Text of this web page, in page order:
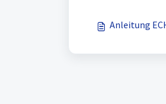
Anleitung